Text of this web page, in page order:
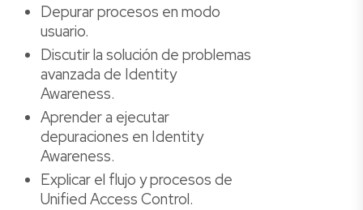
Depurar procesos en modo
usuario.
Discutir la solución de problemas
avanzada de Identity
Awareness.
Aprender a ejecutar
depuraciones en Identity
Awareness.
Explicar el flujo y procesos de
Unified Access Control.